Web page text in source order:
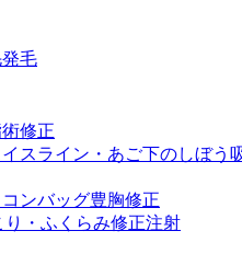
毛
修正
スライン・あご下のしぼう
ンバッグ豊胸修正
・ふくらみ修正注射